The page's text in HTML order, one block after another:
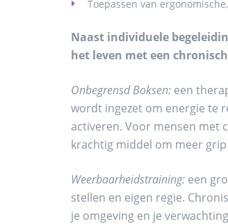
Toepassen van
Naast individuele
het leven met een
Onbegrensd Boksen: een
wordt ingezet om energie te
activeren. Voor mensen met
krachtig middel om meer
Weerbaarheidstraining: een
stellen en eigen regie.
je omgeving en je